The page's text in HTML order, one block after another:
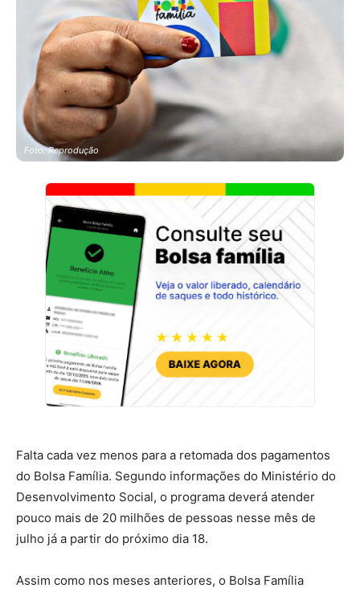
Foto: Reprodução
Falta cada vez menos para a retomada dos pagamentos
do Bolsa Família. Segundo informações do Ministério do
Desenvolvimento Social, o programa deverá atender
pouco mais de 20 milhões de pessoas nesse mês de
julho já a partir do próximo dia 18.
Assim como nos meses anteriores, o Bolsa Família